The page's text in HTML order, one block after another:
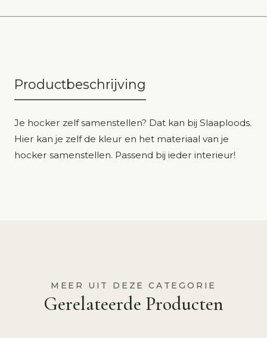
Productbeschrijving
Je hocker zelf samenstellen? Dat kan bij Slaaploods.
Hier kan je zelf de kleur en het materiaal van je
hocker samenstellen. Passend bij ieder interieur!
MEER UIT DEZE CATEGORIE
Gerelateerde Producten